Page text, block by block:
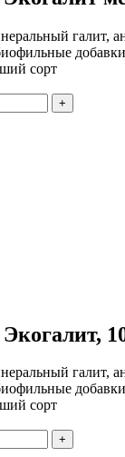
галит,
добавки
сорт
галит,
добавки
сорт